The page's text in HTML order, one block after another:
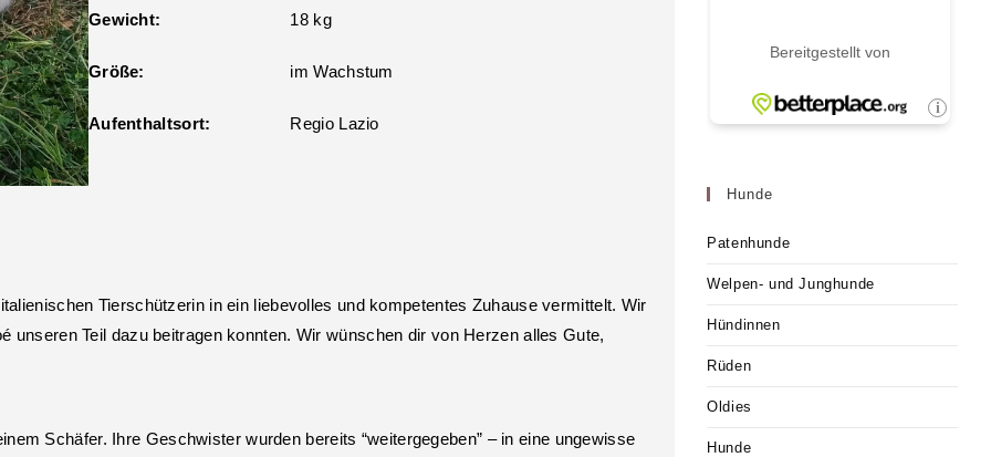
Gewicht:
Größe:
Aufenthaltsort:
18 kg
im Wachstum
Regio Lazio
Tierschützerin in ein liebevolles und kompetentes Zuhause vermittelt. Wir
Teil dazu beitragen konnten. Wir wünschen dir von Herzen alles Gute,
Schäfer. Ihre Geschwister wurden bereits “weitergegeben” – in eine ungewisse
Hunde
Patenhunde
Welpen- und Junghunde
Hündinnen
Rüden
Oldies
Hunde